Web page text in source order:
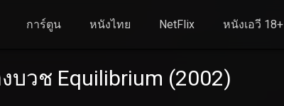
การ์ตูน หนังไทย NetFlix หนังเอวี 18+
วช Equilibrium (2002)